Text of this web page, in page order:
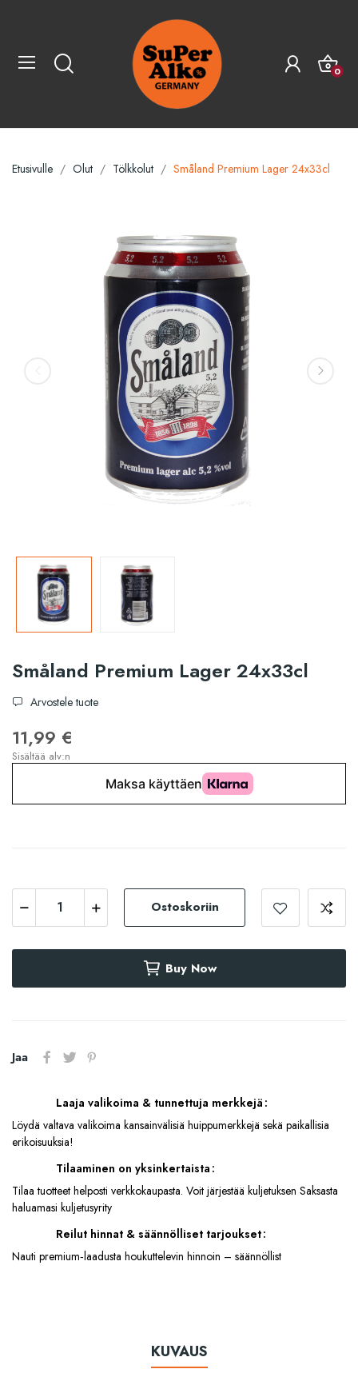
0
Etusivulle Olut Tölkkolut Småland Premium Lager 24x33cl
Småland Premium Lager 24x33cl
Arvostele tuote
11,99 €
Sisältää alv:n
Ostoskoriin
Buy Now
Jaa
Laaja valikoima & tunnettuja merkkejä
Löydä valtava valikoima kansainvälisiä huippumerkkejä sekä paikallisia
erikoisuuksia!
Tilaaminen on yksinkertaista
Tilaa tuotteet helposti verkkokaupasta. Voit järjestää kuljetuksen Saksasta
haluamasi kuljetusyrity
Reilut hinnat & säännölliset tarjoukset
Nauti premium‑laadusta houkuttelevin hinnoin – säännöllist
KUVAUS